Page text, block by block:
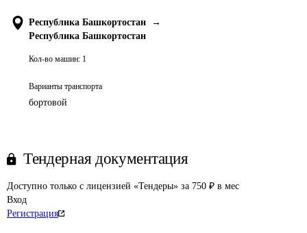
Республика Башкортостан
→
Республика Башкортостан
Кол-во машин: 1
Варианты транспорта
бортовой
Тендерная документация
Доступно только с лицензией «Тендеры» за 750 ₽ в мес
Вход
Регистрация